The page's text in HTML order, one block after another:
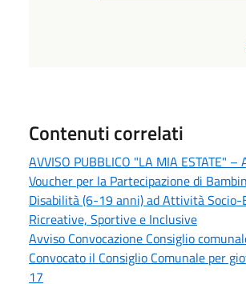
Contenuti correlati
AVVISO PUBBLICO "LA MIA ESTATE" –
Voucher per la Partecipazione di
Disabilità (6-19 anni) ad Attività Socio-
Ricreative, Sportive e Inclusive
Avviso Convocazione Consiglio
Convocato il Consiglio Comunale per
17